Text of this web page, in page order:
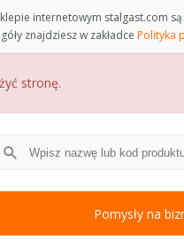
internetowym stalgast.com
znajdziesz w zakładce Polityka
stronę.
Pomysły na